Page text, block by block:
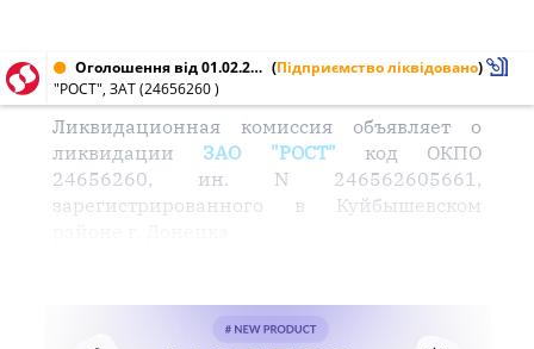
Оголошення від 01.02.2002 № 24656260 (Підприємство ліквідовано)
"РОСТ", ЗАТ (24656260 )
Ликвидационная комиссия объявляет о
ликвидации ЗАО "РОСТ" код ОКПО
24656260, ин. N 246562605661,
зарегистрированного в Куйбышевском